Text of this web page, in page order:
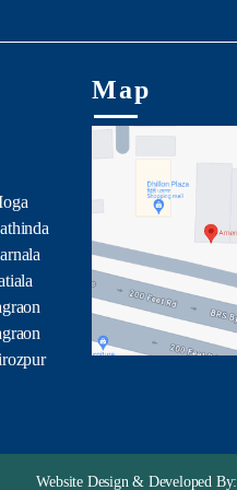
Map
Website Design & Developed By: